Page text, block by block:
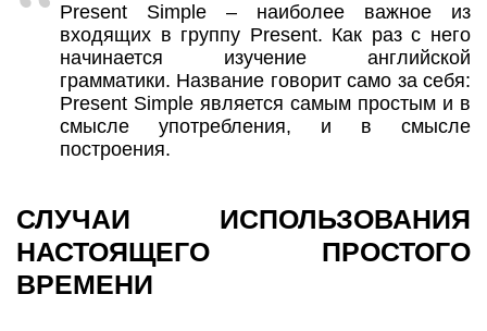
Present Simple – наиболее важное из
входящих в группу Present. Как раз с него
начинается изучение английской
грамматики. Название говорит само за себя:
Present Simple является самым простым и в
смысле употребления, и в смысле
построения.
СЛУЧАИ ИСПОЛЬЗОВАНИЯ
НАСТОЯЩЕГО ПРОСТОГО
ВРЕМЕНИ